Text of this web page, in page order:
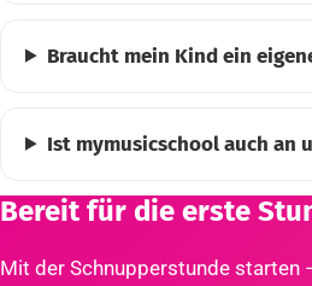
Braucht mein Kind ein
Ist mymusicschool auch an
Bereit für die erste
Mit der Schnupperstunde starten